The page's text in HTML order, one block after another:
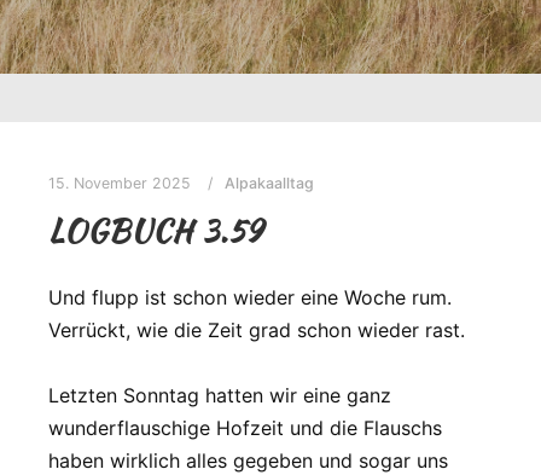
15. November 2025 Alpakaalltag
LOGBUCH 3.59
Und flupp ist schon wieder eine Woche rum.
Verrückt, wie die Zeit grad schon wieder rast.
Letzten Sonntag hatten wir eine ganz
wunderflauschige Hofzeit und die Flauschs
haben wirklich alles gegeben und sogar uns